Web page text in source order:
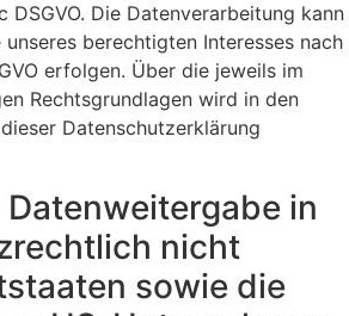
DSGVO. Die Datenverarbeitung kann
berechtigten Interesses nach
erfolgen. Über die jeweils im
Rechtsgrundlagen wird in den
Datenschutzerklärung
in
nicht
sowie die